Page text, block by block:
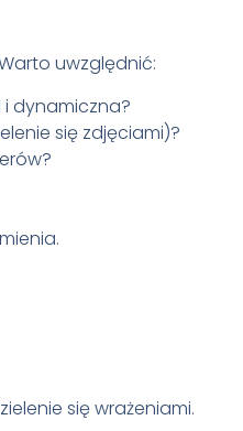
uwzględnić:
dynamiczna?
się zdjęciami)?
się wrażeniami.